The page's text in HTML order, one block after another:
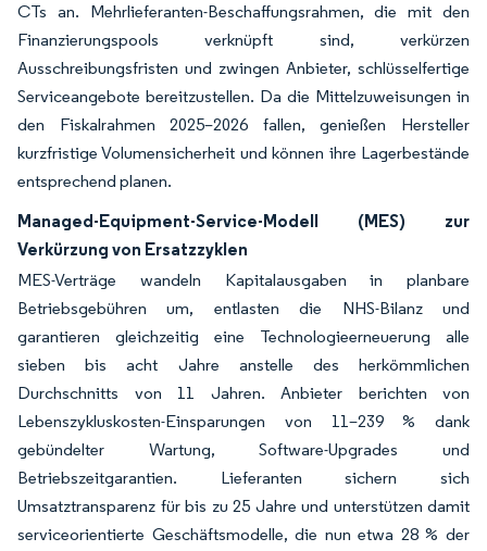
CTs an. Mehrlieferanten-Beschaffungsrahmen, die mit den
Finanzierungspools verknüpft sind, verkürzen
Ausschreibungsfristen und zwingen Anbieter, schlüsselfertige
Serviceangebote bereitzustellen. Da die Mittelzuweisungen in
den Fiskalrahmen 2025–2026 fallen, genießen Hersteller
kurzfristige Volumensicherheit und können ihre Lagerbestände
entsprechend planen.
Managed-Equipment-Service-Modell (MES) zur
Verkürzung von Ersatzzyklen
MES-Verträge wandeln Kapitalausgaben in planbare
Betriebsgebühren um, entlasten die NHS-Bilanz und
garantieren gleichzeitig eine Technologieerneuerung alle
sieben bis acht Jahre anstelle des herkömmlichen
Durchschnitts von 11 Jahren. Anbieter berichten von
Lebenszykluskosten-Einsparungen von 11–239 % dank
gebündelter Wartung, Software-Upgrades und
Betriebszeitgarantien. Lieferanten sichern sich
Umsatztransparenz für bis zu 25 Jahre und unterstützen damit
serviceorientierte Geschäftsmodelle, die nun etwa 28 % der